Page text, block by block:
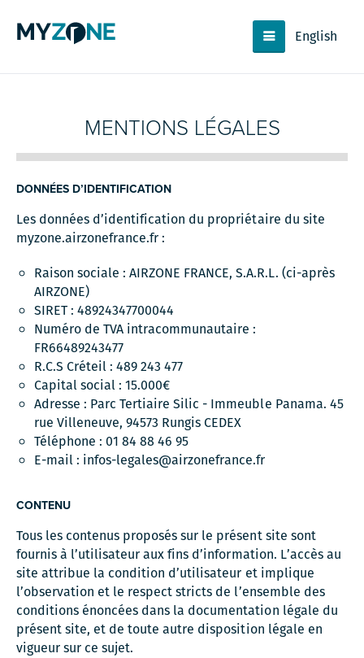
English
MENTIONS LÉGALES
DONNÉES D’IDENTIFICATION
Les données d’identification du propriétaire du site
myzone.airzonefrance.fr :
Raison sociale : AIRZONE FRANCE, S.A.R.L. (ci-après
AIRZONE)
SIRET : 48924347700044
Numéro de TVA intracommunautaire :
FR66489243477
R.C.S Créteil : 489 243 477
Capital social : 15.000€
Adresse : Parc Tertiaire Silic - Immeuble Panama. 45
rue Villeneuve, 94573 Rungis CEDEX
Téléphone : 01 84 88 46 95
E-mail : infos-legales@airzonefrance.fr
CONTENU
Tous les contenus proposés sur le présent site sont
fournis à l’utilisateur aux fins d’information. L’accès au
site attribue la condition d’utilisateur et implique
l’observation et le respect stricts de l’ensemble des
conditions énoncées dans la documentation légale du
présent site, et de toute autre disposition légale en
vigueur sur ce sujet.